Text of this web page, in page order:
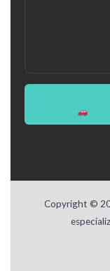
Copyright ©